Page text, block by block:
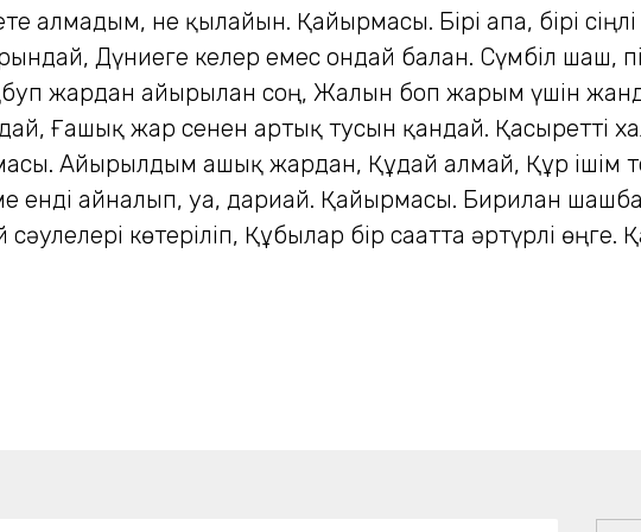
алмадым, не қылайын. Қайырмасы. Бірі апа, бірі
Дүниеге келер емес ондай бағлан. Сүмбіл шаш,
жардан айырылған соң, Жалын боп жарым үшін
Ғашық жар сенен артық тусын қандай. Қасыретті
Айырылдым ғашық жардан, Құдай алмай, Құр ішім
енді айналып, уа, дариғай. Қайырмасы. Бирилан
көтеріліп, Құбылар бір сағатта әртүрлі